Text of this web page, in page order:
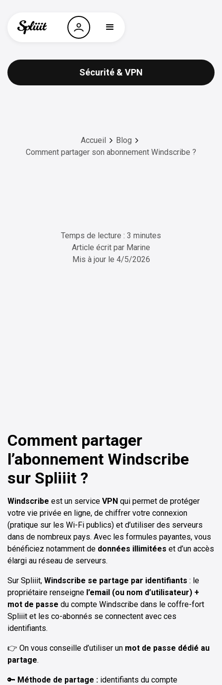
Sécurité & VPN
Accueil
Blog
Comment partager son abonnement Windscribe ?
Temps de lecture : 3 minutes
Article écrit par Marine
Mis à jour le 4/5/2026
Comment partager
l’abonnement Windscribe
sur Spliiit ?
Windscribe est un service VPN qui permet de protéger
votre vie privée en ligne, de chiffrer votre connexion
(pratique sur les Wi-Fi publics) et d’utiliser des serveurs
dans de nombreux pays. Avec les formules payantes, vous
bénéficiez notamment de données illimitées et d’un accès
élargi au réseau de serveurs.
Sur Spliiit, Windscribe se partage par identifiants : le
propriétaire renseigne l’email (ou nom d’utilisateur) +
mot de passe du compte Windscribe dans le coffre-fort
Spliiit et les co-abonnés se connectent avec ces
identifiants.
👉 On vous conseille d’utiliser un mot de passe dédié au
partage.
🔑 Méthode de partage : identifiants du compte